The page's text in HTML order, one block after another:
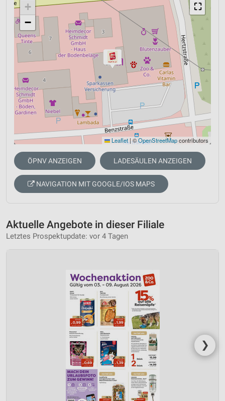
⛶
+
−
Leaflet |©OpenStreetMapcontributors
ÖPNV ANZEIGEN LADESÄULEN ANZEIGEN
NAVIGATION MIT GOOGLE/IOS MAPS
Aktuelle Angebote in dieser Filiale
Letztes Prospektupdate: vor 4 Tagen
❯